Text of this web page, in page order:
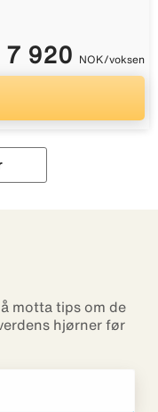
7 920 NOK/voksen
motta tips om de
hjørner før